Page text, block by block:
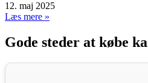
12. maj 2025
Læs mere »
Gode steder at købe